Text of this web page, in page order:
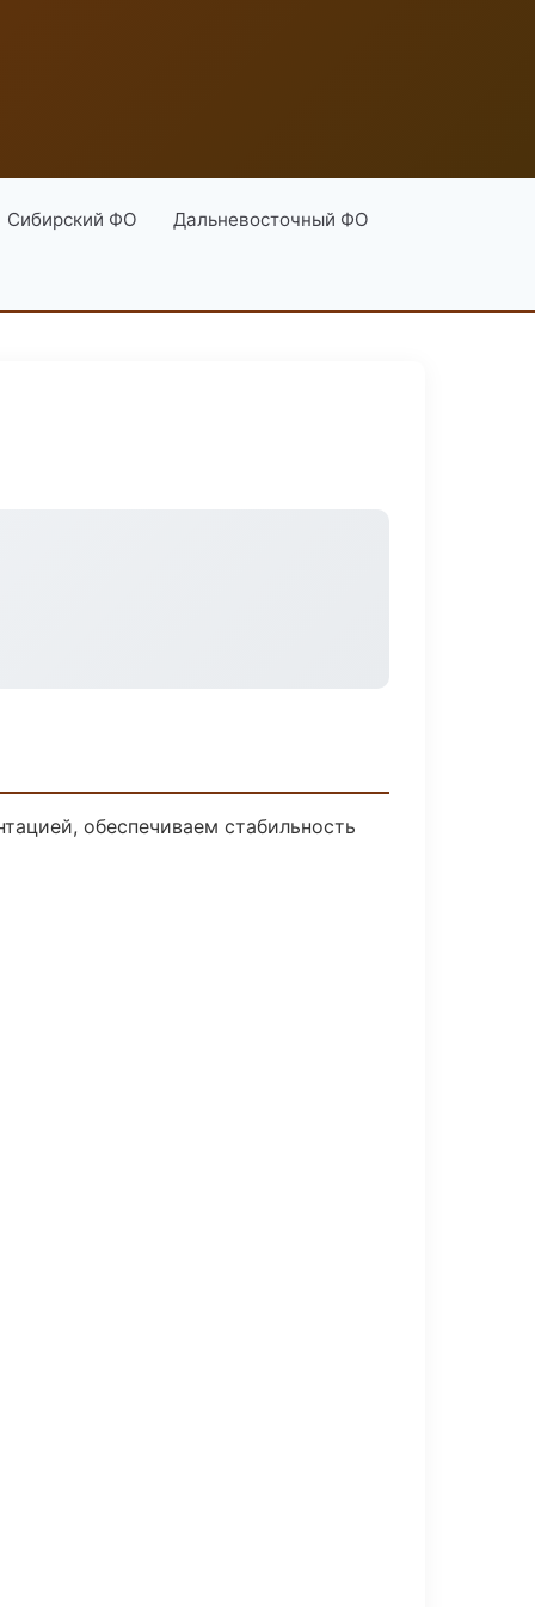
Сибирский ФО Дальневосточный ФО
обеспечиваем стабильность